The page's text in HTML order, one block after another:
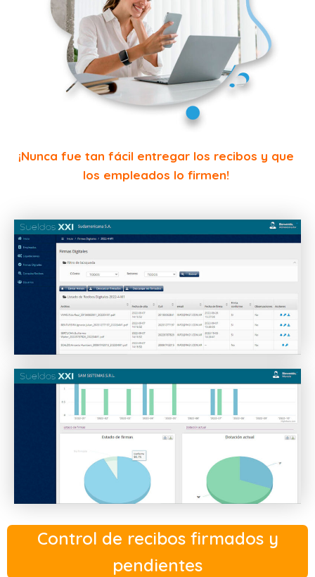
¡Nunca fue tan fácil entregar los recibos y que
los empleados lo firmen!
Control de recibos firmados y
pendientes